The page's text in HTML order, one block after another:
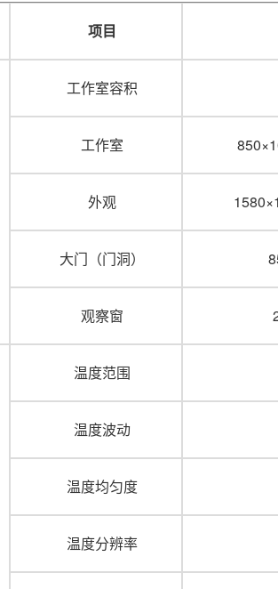
项目
工作室容积
工作室
外观
大门（门洞）
观察窗
温度范围
温度波动
温度均匀度
温度分辨率